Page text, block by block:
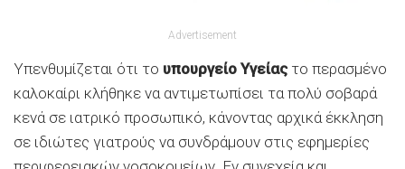
Advertisement
Υπενθυμίζεται ότι το υπουργείο Υγείαςτο περασμένο
καλοκαίρι κλήθηκε να αντιμετωπίσει τα πολύ σοβαρά
κενά σε ιατρικό προσωπικό, κάνοντας αρχικά έκκληση
σε ιδιώτες γιατρούς να συνδράμουν στις εφημερίες